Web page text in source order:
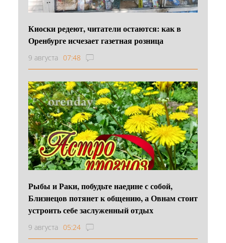
Киоски редеют, читатели остаются: как в
Оренбурге исчезает газетная розница
9 августа 07:48
Рыбы и Раки, побудьте наедине с собой,
Близнецов потянет к общению, а Овнам стоит
устроить себе заслуженный отдых
9 августа 05:24